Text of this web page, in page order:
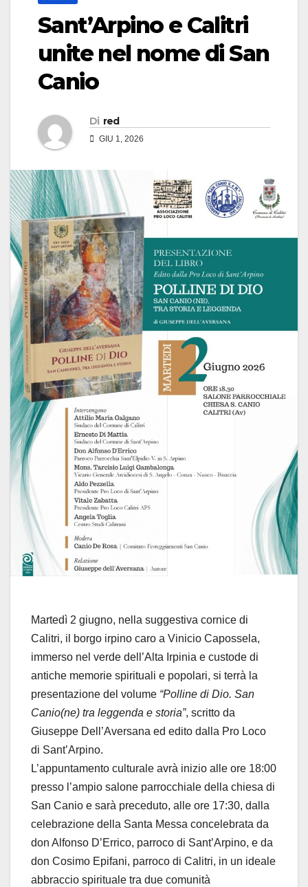
Sant’Arpino e Calitri
unite nel nome di San
Canio
Di red
GIU 1, 2026
Martedì 2 giugno, nella suggestiva cornice di
Calitri, il borgo irpino caro a Vinicio Capossela,
immerso nel verde dell’Alta Irpinia e custode di
antiche memorie spirituali e popolari, si terrà la
presentazione del volume “Polline di Dio. San
Canio(ne) tra leggenda e storia”, scritto da
Giuseppe Dell’Aversana ed edito dalla Pro Loco
di Sant’Arpino.
L’appuntamento culturale avrà inizio alle ore 18:00
presso l’ampio salone parrocchiale della chiesa di
San Canio e sarà preceduto, alle ore 17:30, dalla
celebrazione della Santa Messa concelebrata da
don Alfonso D’Errico, parroco di Sant’Arpino, e da
don Cosimo Epifani, parroco di Calitri, in un ideale
abbraccio spirituale tra due comunità